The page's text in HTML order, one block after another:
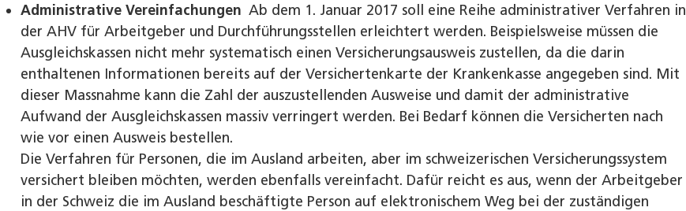
Administrative Vereinfachungen Ab dem 1. Januar 2017 soll eine Reihe administrativer Verfahren in
der AHV für Arbeitgeber und Durchführungsstellen erleichtert werden. Beispielsweise müssen die
Ausgleichskassen nicht mehr systematisch einen Versicherungsausweis zustellen, da die darin
enthaltenen Informationen bereits auf der Versichertenkarte der Krankenkasse angegeben sind. Mit
dieser Massnahme kann die Zahl der auszustellenden Ausweise und damit der administrative
Aufwand der Ausgleichskassen massiv verringert werden. Bei Bedarf können die Versicherten nach
wie vor einen Ausweis bestellen.
Die Verfahren für Personen, die im Ausland arbeiten, aber im schweizerischen Versicherungssystem
versichert bleiben möchten, werden ebenfalls vereinfacht. Dafür reicht es aus, wenn der Arbeitgeber
in der Schweiz die im Ausland beschäftigte Person auf elektronischem Weg bei der zuständigen